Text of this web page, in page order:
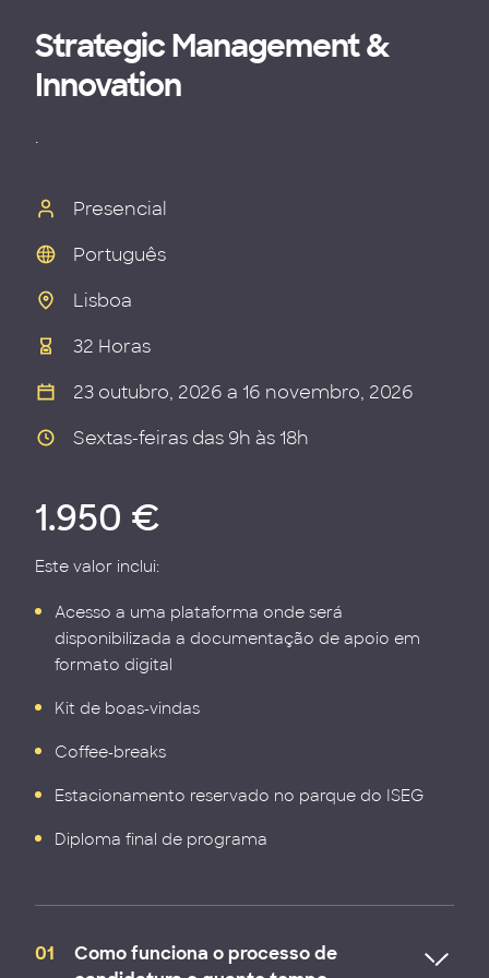
Strategic Management &
Innovation
.
Presencial
Português
Lisboa
32 Horas
23 outubro, 2026 a 16 novembro, 2026
Sextas-feiras das 9h às 18h
1.950 €
Este valor inclui:
Acesso a uma plataforma onde será
disponibilizada a documentação de apoio em
formato digital
Kit de boas-vindas
Coffee-breaks
Estacionamento reservado no parque do ISEG
Diploma final de programa
01
Como funciona o processo de